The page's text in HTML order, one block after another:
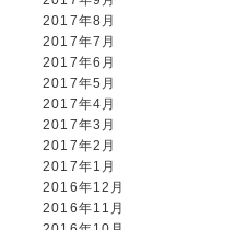
2017年8月
2017年7月
2017年6月
2017年5月
2017年4月
2017年3月
2017年2月
2017年1月
2016年12月
2016年11月